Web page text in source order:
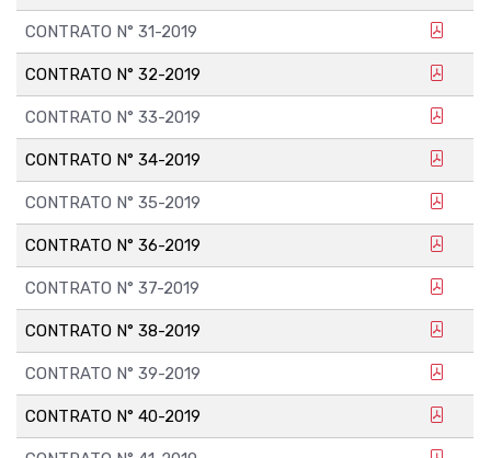
CONTRATO N° 31-2019
CONTRATO N° 32-2019
CONTRATO N° 33-2019
CONTRATO N° 34-2019
CONTRATO N° 35-2019
CONTRATO N° 36-2019
CONTRATO N° 37-2019
CONTRATO N° 38-2019
CONTRATO N° 39-2019
CONTRATO N° 40-2019